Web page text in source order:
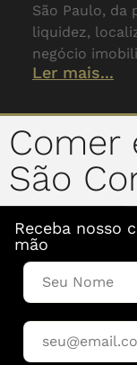
São Paulo, da
liquidez,
negócio
Ler mais...
Comer
São
Receba nosso
mão